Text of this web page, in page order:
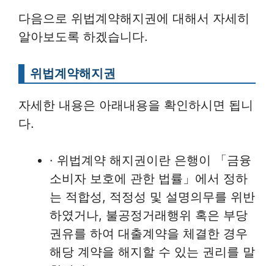
다음으로 위법계약해지권에 대해서 자세히
알아보도록 하겠습니다.
위법계약해지권
자세한 내용은 아래내용을 확인하시면 됩니
다.
· 위법계약 해지권이란 은행이 「금융
소비자 보호에 관한 법률」에서 정하
는 적합성, 적정성 및 설명의무를 위반
하였거나, 불공정거래행위 혹은 부당
권유를 하여 대출계약을 체결한 경우
해당 계약을 해지할 수 있는 권리를 말